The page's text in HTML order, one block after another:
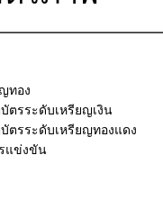
ทอง
ตรระดับเหรียญเงิน
ตรระดับเหรียญทองแดง
แข่งขัน